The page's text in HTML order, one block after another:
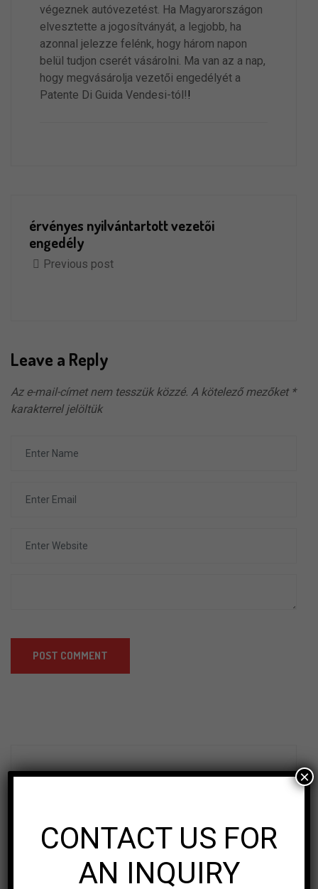
végeznek autóvezetést. Ha Magyarországon
elvesztette a jogosítványát, a legjobb, ha
azonnal jelezze felénk, hogy három napon
belül tudjon cserét vásárolni. Ma van az a nap,
hogy megvásárolja vezetői engedélyét a
Patente Di Guida Vendesi-tól!!
érvényes nyilvántartott vezetői
engedély
Previous post
Leave a Reply
Az e-mail-címet nem tesszük közzé. A kötelező mezőket *
karakterrel jelöltük
CONTACT US FOR
AN INQUIRY
×